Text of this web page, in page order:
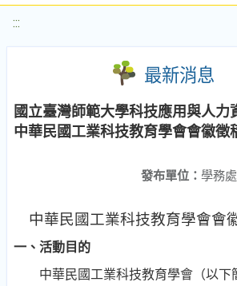
:::
最新消息
國立臺灣師範大學科技應用與人力
中華民國工業科技教育學會會徽徵
發布單位： 學務處
中華民國工業科技教育學會會
一、活動目的
中華民國工業科技教育學會（以下